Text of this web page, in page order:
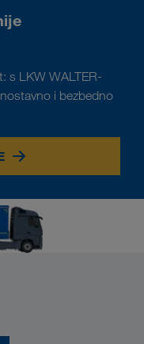
s LKW WALTER-
i bezbedno